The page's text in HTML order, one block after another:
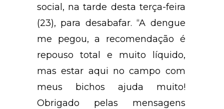
social, na tarde desta terça-feira
(23), para desabafar. “A dengue
me pegou, a recomendação é
repouso total e muito líquido,
mas estar aqui no campo com
meus bichos ajuda muito!
Obrigado pelas mensagens